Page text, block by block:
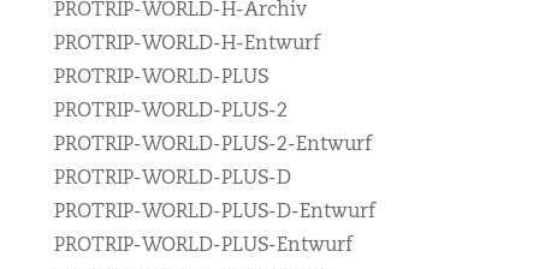
PROTRIP-WORLD-H-Archiv
PROTRIP-WORLD-H-Entwurf
PROTRIP-WORLD-PLUS
PROTRIP-WORLD-PLUS-2
PROTRIP-WORLD-PLUS-2-Entwurf
PROTRIP-WORLD-PLUS-D
PROTRIP-WORLD-PLUS-D-Entwurf
PROTRIP-WORLD-PLUS-Entwurf